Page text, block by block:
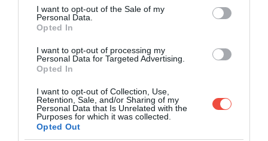
consent section.
I want to opt-out of the Sale of my
Personal Data.
Opted In
I want to opt-out of processing my
Personal Data for Targeted Advertising.
Opted In
I want to opt-out of Collection, Use,
Retention, Sale, and/or Sharing of my
Personal Data that Is Unrelated with the
Purposes for which it was collected.
Opted Out
ittak az ókori rómaiak